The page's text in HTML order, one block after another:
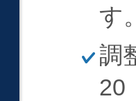
す
ほ
そ
く
調
20